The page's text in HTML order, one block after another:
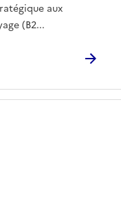
aux
(B2...